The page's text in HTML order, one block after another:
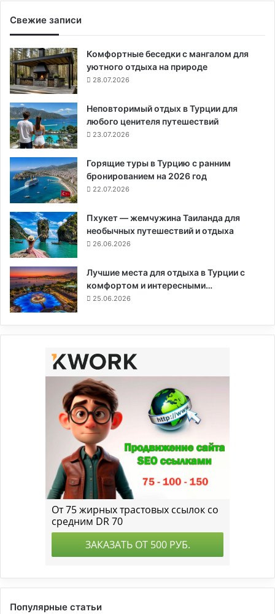
Свежие записи
Комфортные беседки с мангалом для
уютного отдыха на природе
28.07.2026
Неповторимый отдых в Турции для
любого ценителя путешествий
23.07.2026
Горящие туры в Турцию с ранним
бронированием на 2026 год
22.07.2026
Пхукет — жемчужина Таиланда для
необычных путешествий и отдыха
26.06.2026
Лучшие места для отдыха в Турции с
комфортом и интересными…
25.06.2026
Популярные статьи